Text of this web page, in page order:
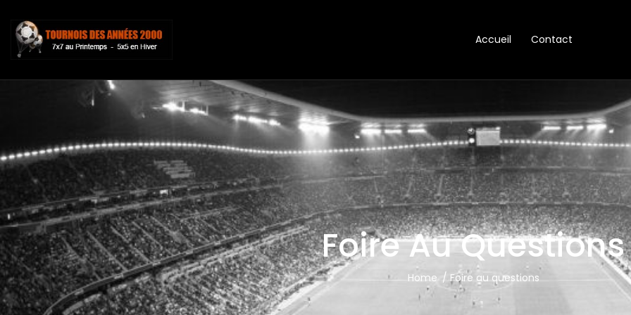
Accueil Contact
Foire Au Questions
Home Foire au questions